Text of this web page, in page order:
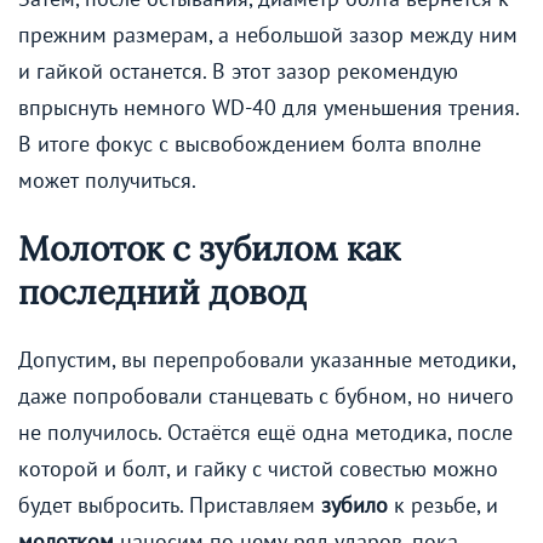
прежним размерам, а небольшой зазор между ним
и гайкой останется. В этот зазор рекомендую
впрыснуть немного WD-40 для уменьшения трения.
В итоге фокус с высвобождением болта вполне
может получиться.
Молоток с зубилом как
последний довод
Допустим, вы перепробовали указанные методики,
даже попробовали станцевать с бубном, но ничего
не получилось. Остаётся ещё одна методика, после
которой и болт, и гайку с чистой совестью можно
будет выбросить. Приставляем зубило к резьбе, и